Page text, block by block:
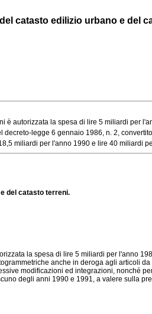
catasto edilizio urbano e del
autorizzata la spesa di lire 5 miliardi per
legge 6 gennaio 1986, n. 2,
miliardi per l'anno 1990 e lire 40 miliardi
del catasto terreni.
la spesa di lire 5 miliardi per l'anno
anche in deroga agli articoli da
modificazioni ed integrazioni, nonché
degli anni 1990 e 1991, a valere sulla